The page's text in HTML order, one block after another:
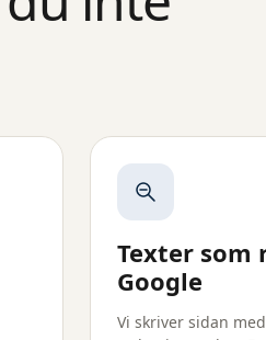
Texter som
Google
Vi skriver sidan